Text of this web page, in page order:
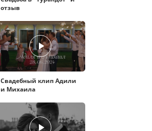
отзыв
Свадебный клип Адили
и Михаила